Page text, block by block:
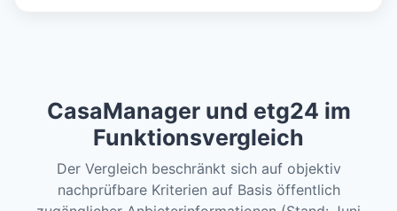
CasaManager und etg24 im
Funktionsvergleich
Der Vergleich beschränkt sich auf objektiv
nachprüfbare Kriterien auf Basis öffentlich